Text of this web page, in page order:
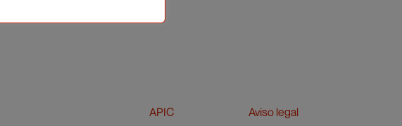
APIC Aviso legal